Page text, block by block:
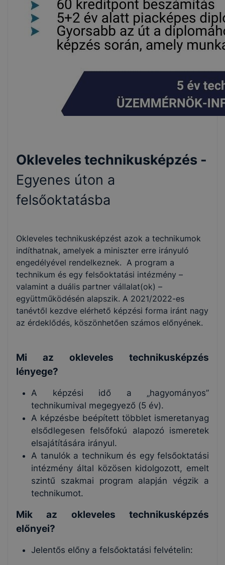
Okleveles technikusképzés -
Egyenes úton a
felsőoktatásba
Okleveles technikusképzést azok a technikumok
indíthatnak, amelyek a miniszter erre irányuló
engedélyével rendelkeznek. A program a
technikum és egy felsőoktatási intézmény –
valamint a duális partner vállalat(ok) –
együttműködésén alapszik. A 2021/2022-es
tanévtől kezdve elérhető képzési forma iránt nagy
az érdeklődés, köszönhetően számos előnyének.
Mi az okleveles technikusképzés
lényege?
A képzési idő a „hagyományos”
technikumival megegyező (5 év).
A képzésbe beépített többlet ismeretanyag
elsődlegesen felsőfokú alapozó ismeretek
elsajátítására irányul.
A tanulók a technikum és egy felsőoktatási
intézmény által közösen kidolgozott, emelt
szintű szakmai program alapján végzik a
technikumot.
Mik az okleveles technikusképzés
előnyei?
Jelentős előny a felsőoktatási felvételin: